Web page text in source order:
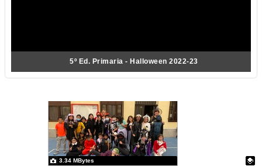
5º Ed. Primaria - Halloween 2022-23
3.34 MBytes